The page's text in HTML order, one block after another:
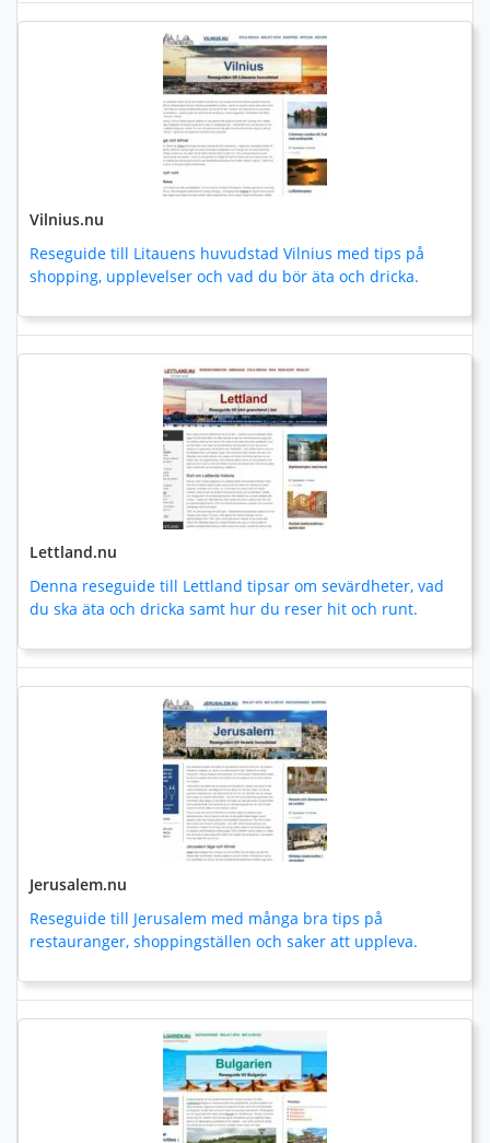
Vilnius.nu
Reseguide till Litauens huvudstad Vilnius med tips på
shopping, upplevelser och vad du bör äta och dricka.
Lettland.nu
Denna reseguide till Lettland tipsar om sevärdheter, vad
du ska äta och dricka samt hur du reser hit och runt.
Jerusalem.nu
Reseguide till Jerusalem med många bra tips på
restauranger, shoppingställen och saker att uppleva.